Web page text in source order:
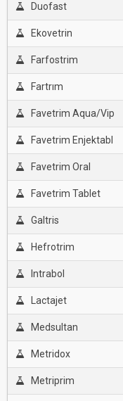
Duofast
Ekovetrin
Farfostrim
Fartrım
Favetrim Aqua/Vip
Favetrim Enjektabl
Favetrim Oral
Favetrim Tablet
Galtris
Hefrotrim
Intrabol
Lactajet
Medsultan
Metridox
Metriprim